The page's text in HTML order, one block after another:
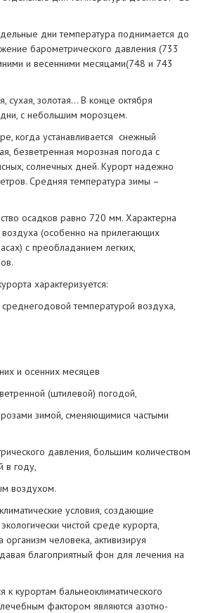
дни температура поднимается до
барометрического давления (733
и весенними месяцами(748 и 743
сухая, золотая… В конце октября
дни, с небольшим морозцем.
когда устанавливается снежный
безветренная морозная погода с
солнечных дней. Курорт надежно
Средняя температура зимы –
осадков равно 720 мм. Характерна
(особенно на прилегающих
с преобладанием легких,
характеризуется:
температурой воздуха,
и осенних месяцев
(штилевой) погодой,
зимой, сменяющимися частыми
давления, большим количеством
в году,
воздухом.
условия, создающие
чистой среде курорта,
человека, активизируя
благоприятный фон для лечения на
к курортам бальнеоклиматического
фактором являются азотно-